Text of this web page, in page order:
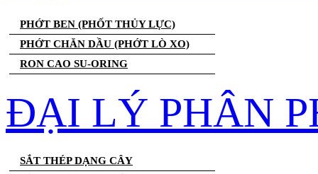
PHỚT BEN (PHỐT THỦY LỰC)
PHỚT CHĂN DẦU (PHỚT LÒ XO)
RON CAO SU-ORING
ĐẠI LÝ PHÂN
SẮT THÉP DẠNG CÂY